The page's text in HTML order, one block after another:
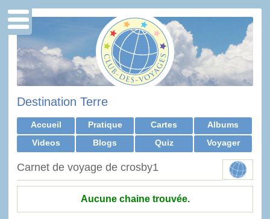
Destination Terre
Accueil Pratique Cartes
Albums
Videos
Blogs Quiz Voyager
Carnet de voyage de crosby1
Aucune chaine trouvée.